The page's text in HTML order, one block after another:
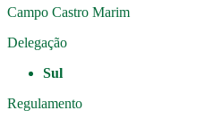
Campo Castro Marim
Delegação
Sul
Regulamento